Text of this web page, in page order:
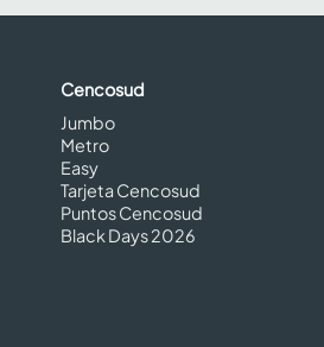
Cencosud
Jumbo
Metro
Easy
Tarjeta Cencosud
Puntos Cencosud
Black Days 2026